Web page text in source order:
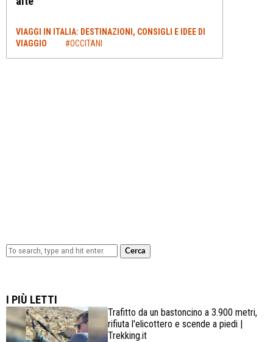
VIAGGI IN ITALIA: DESTINAZIONI, CONSIGLI E IDEE DI
VIAGGIO
#OCCITANI
Cerca
I PIÙ LETTI
Trafitto da un bastoncino a 3.900 metri,
rifiuta l'elicottero e scende a piedi |
Trekking.it